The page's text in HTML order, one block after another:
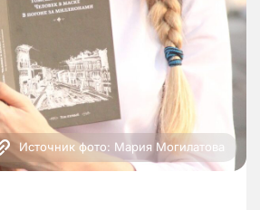
Источник фото: Мария Могилатова